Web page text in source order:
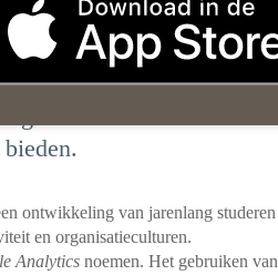
tot Systemic Business
internationaal
Eén daarvan:
gebruik van de
ontwikkeling van jarenlang studeren
en organisatieculturen.
Analytics noemen. Het gebruiken van